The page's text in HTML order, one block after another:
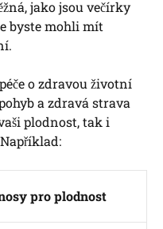
jako jsou večírky
byste mohli mít
o zdravou životní
a zdravá strava
plodnost, tak i
pro plodnost